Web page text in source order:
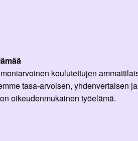
koulutettujen
tasa-arvoisen, yhdenvertaisen
oikeudenmukainen työelämä.